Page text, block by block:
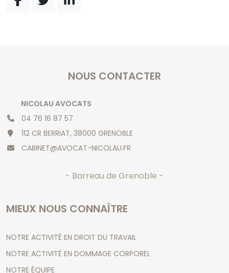
MIEUX NOUS CONNAÎTRE
NOTRE ACTIVITÉ EN DROIT DU TRAVAIL
NOTRE ACTIVITÉ EN DOMMAGE CORPOREL
NOTRE ÉQUIPE
NOUS CONTACTER
NICOLAU AVOCATS
04 76 16 87 57
112 CR BERRIAT, 38000 GRENOBLE
CABINET@AVOCAT-NICOLAU.FR
- Barreau de Grenoble -